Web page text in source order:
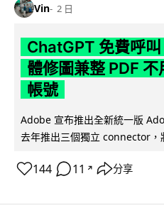
Vin 2 日
ChatGPT 免費呼
體修圖兼整 PDF
帳號
Adobe 宣布推出全新統一版
去年推出三個獨立 connector
144 11 ↗ 分享